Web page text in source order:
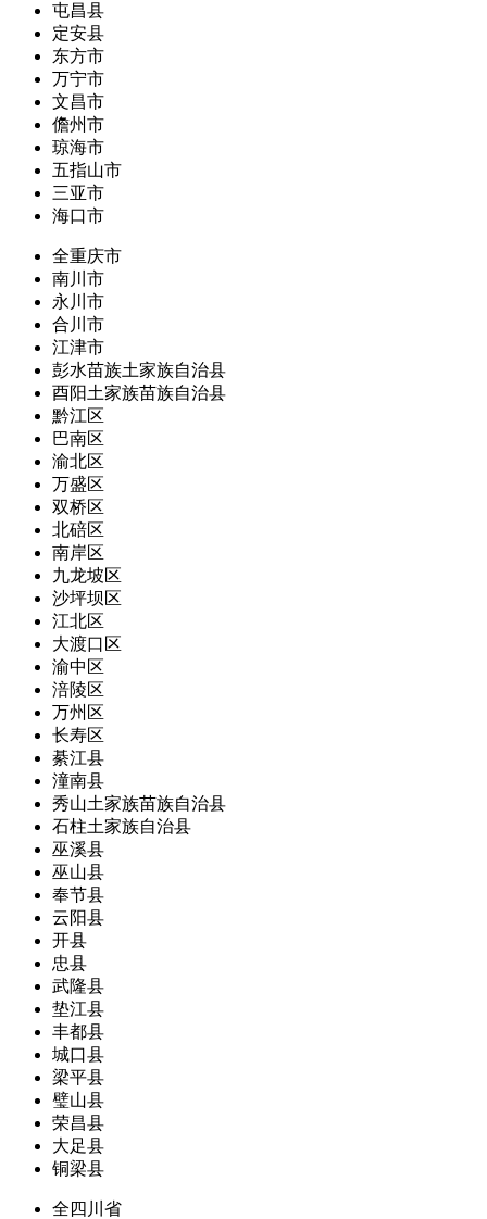
屯昌县
定安县
东方市
万宁市
文昌市
儋州市
琼海市
五指山市
三亚市
海口市
全重庆市
南川市
永川市
合川市
江津市
彭水苗族土家族自治县
酉阳土家族苗族自治县
黔江区
巴南区
渝北区
万盛区
双桥区
北碚区
南岸区
九龙坡区
沙坪坝区
江北区
大渡口区
渝中区
涪陵区
万州区
长寿区
綦江县
潼南县
秀山土家族苗族自治县
石柱土家族自治县
巫溪县
巫山县
奉节县
云阳县
开县
忠县
武隆县
垫江县
丰都县
城口县
梁平县
璧山县
荣昌县
大足县
铜梁县
全四川省